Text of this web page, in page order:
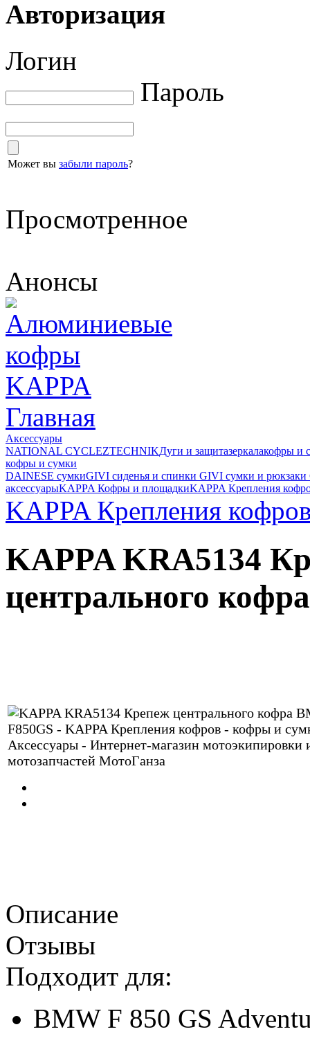
Авторизация
Логин
Пароль
Может вы забыли пароль?
Просмотренное
Анонсы
Главная
Аксессуары
NATIONAL CYCLEZTECHNIKДуги и защитазеркалакофры и
кофры и сумки
DAINESE сумкиGIVI cиденья и спинки GIVI cумки и рюкзаки
аксессуарыKAPPA Кофры и площадкиKAPPA Крепления
KAPPA Крепления
KAPPA KRA5134
центрального
Описание
Отзывы
Подходит для:
BMW F 850 GS